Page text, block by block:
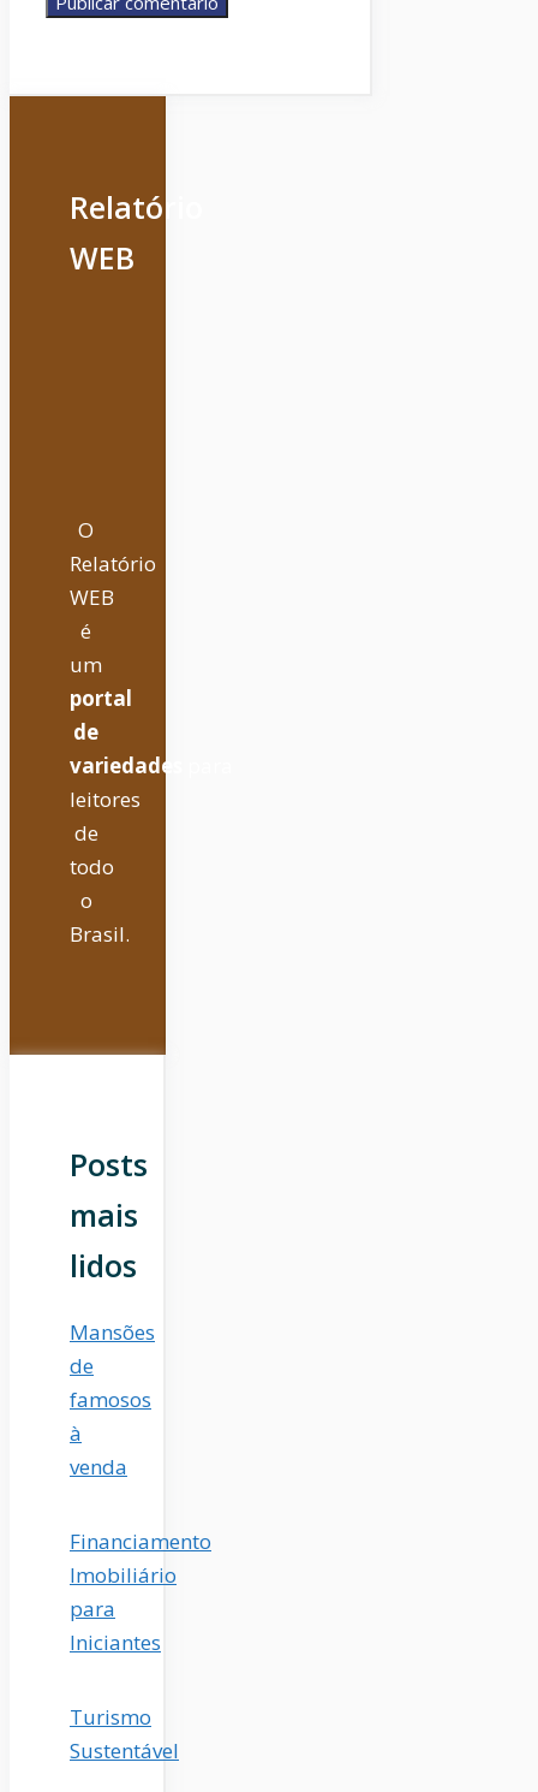
Relatório
WEB
O
Relatório
WEB
é
um
portal
de
variedades
leitores
de
todo
o
Brasil.
Posts
mais
lidos
Mansões
de
famosos
à
venda
Financiamento
Imobiliário
para
Iniciantes
Turismo
Sustentável